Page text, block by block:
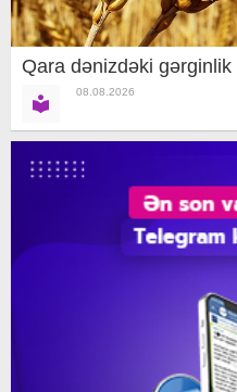
Qara dənizdəki gərginlik
08.08.2026